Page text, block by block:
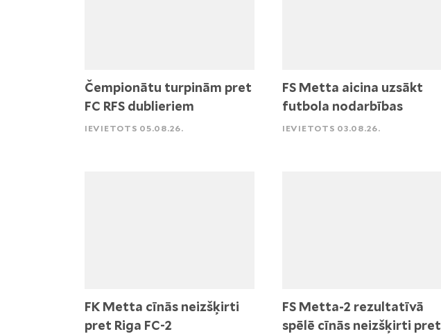
Čempionātu turpinām pret
FC RFS dublieriem
IEVIETOTS 05.08.26.
FS Metta aicina uzsākt
futbola nodarbības
IEVIETOTS 03.08.26.
FK Metta cīnās neizšķirti
pret Riga FC-2
FS Metta-2 rezultatīvā
spēlē cīnās neizšķirti pret